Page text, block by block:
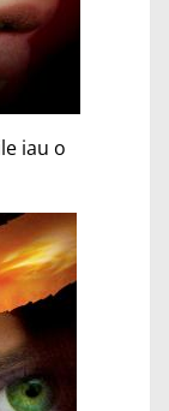
iau o